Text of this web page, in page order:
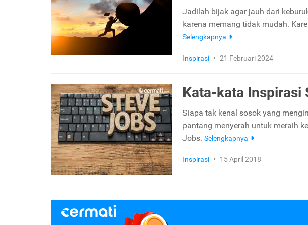
Jadilah bijak agar jauh dari
karena memang tidak mudah.
Selengkapnya
Inspirasi • 21 Februari 2024
Kata-kata Inspirasi
Siapa tak kenal sosok yang
pantang menyerah untuk meraih
Jobs. Selengkapnya
Inspirasi • 15 April 2018